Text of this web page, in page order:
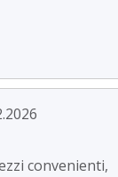
convenienti,